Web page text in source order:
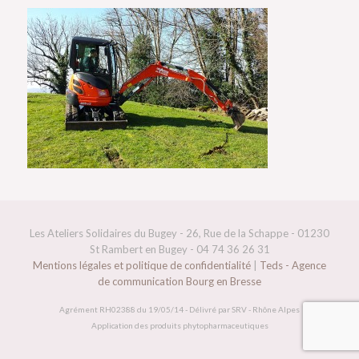
Les Ateliers Solidaires du Bugey - 26, Rue de la Schappe - 01230
St Rambert en Bugey - 04 74 36 26 31
Mentions légales et politique de confidentialité
Teds - Agence
de communication Bourg en Bresse
Agrément RH02388 du 19/05/14 - Délivré par SRV - Rhône Alpes
Application des produits phytopharmaceutiques